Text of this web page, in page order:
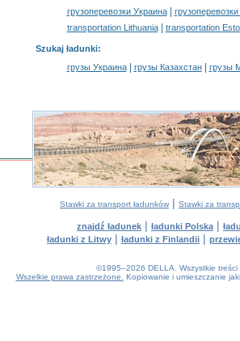
грузоперевозки Украина|
transportation Lithuania| transportation
Szukaj ładunki:
грузы Украина| грузы Казахстан| грузы
Stawki za transport ładunków | Stawki za
znajdź ładunek | ładunki Polska |
ładunki z Litwy | ładunki z Finlandii |
©1995–2026 DELLA. Wszystkie
Wszelkie prawa zastrzeżone.
Kopiowanie i umieszczanie